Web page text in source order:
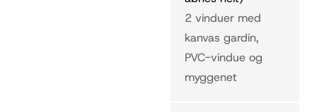
2 vinduer med
kanvas gardin,
PVC-vindue og
myggenet